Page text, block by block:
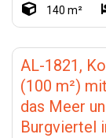
140 m²
AL-1821,
(100 m²)
das Meer
Burgviertel